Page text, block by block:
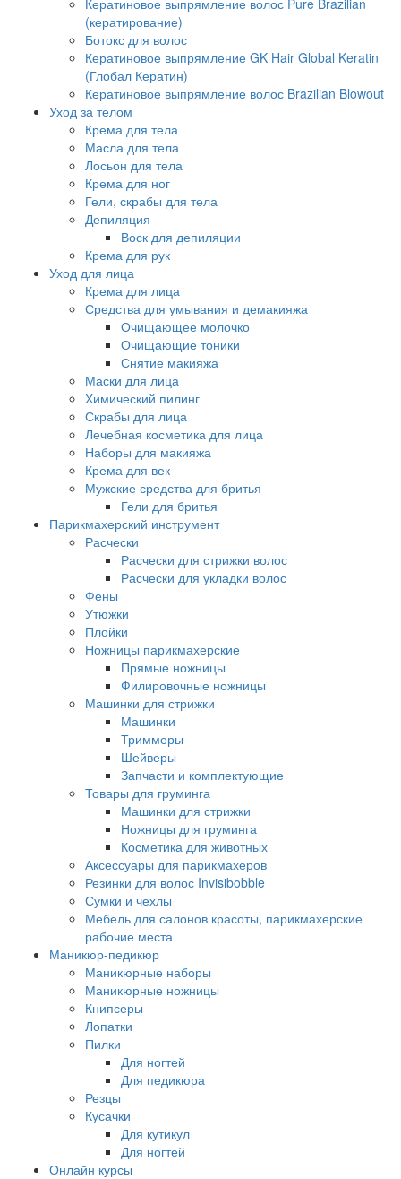
Кератиновое выпрямление волос Pure Brazilian
(кератирование)
Ботокс для волос
Кератиновое выпрямление GK Hair Global Keratin
(Глобал Кератин)
Кератиновое выпрямление волос Brazilian Blowout
Уход за телом
Крема для тела
Масла для тела
Лосьон для тела
Крема для ног
Гели, скрабы для тела
Депиляция
Воск для депиляции
Крема для рук
Уход для лица
Крема для лица
Средства для умывания и демакияжа
Очищающее молочко
Очищающие тоники
Снятие макияжа
Маски для лица
Химический пилинг
Скрабы для лица
Лечебная косметика для лица
Наборы для макияжа
Крема для век
Мужские средства для бритья
Гели для бритья
Парикмахерский инструмент
Расчески
Расчески для стрижки волос
Расчески для укладки волос
Фены
Утюжки
Плойки
Ножницы парикмахерские
Прямые ножницы
Филировочные ножницы
Машинки для стрижки
Машинки
Триммеры
Шейверы
Запчасти и комплектующие
Товары для груминга
Машинки для стрижки
Ножницы для груминга
Косметика для животных
Аксессуары для парикмахеров
Резинки для волос Invisibobble
Сумки и чехлы
Мебель для салонов красоты, парикмахерские
рабочие места
Маникюр-педикюр
Маникюрные наборы
Маникюрные ножницы
Книпсеры
Лопатки
Пилки
Для ногтей
Для педикюра
Резцы
Кусачки
Для кутикул
Для ногтей
Онлайн курсы